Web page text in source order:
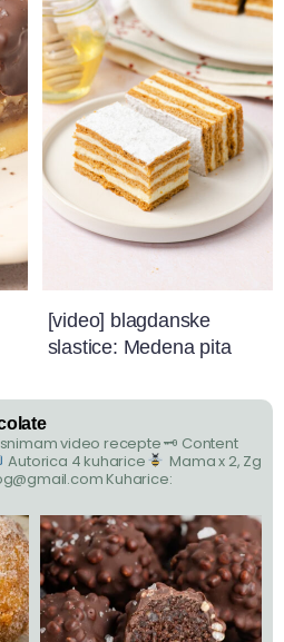
[video] blagdanske
slastice: Medena pita
video recepte🗝 Content
Autorica 4 kuharice
Mama x 2, Zg
Kuharice: